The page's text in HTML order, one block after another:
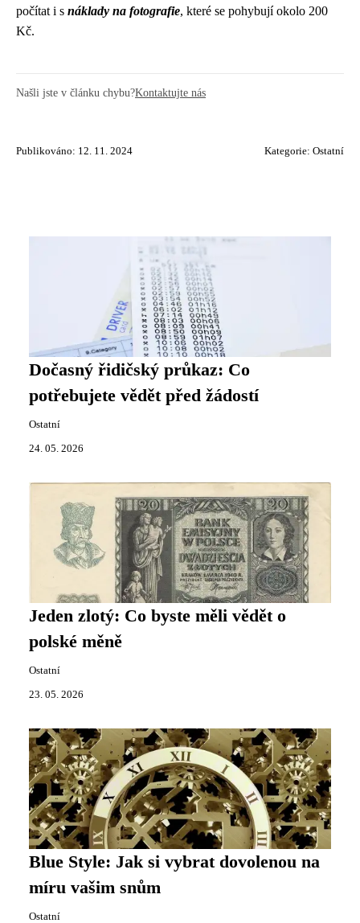
počítat i s náklady na fotografie, které se pohybují okolo 200
Kč.
Našli jste v článku chybu?Kontaktujte nás
Publikováno: 12. 11. 2024 Kategorie: Ostatní
Dočasný řidičský průkaz: Co
potřebujete vědět před žádostí
Ostatní
24. 05. 2026
Jeden zlotý: Co byste měli vědět o
polské měně
Ostatní
23. 05. 2026
Blue Style: Jak si vybrat dovolenou na
míru vašim snům
Ostatní